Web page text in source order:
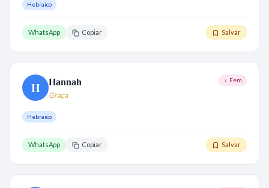
Hebraico
WhatsApp Copiar Salvar
H Hannah
Graça
♀ Fem
Hebraico
WhatsApp Copiar Salvar